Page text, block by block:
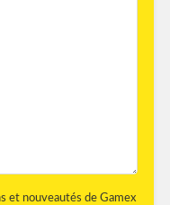
et nouveautés de Gamex